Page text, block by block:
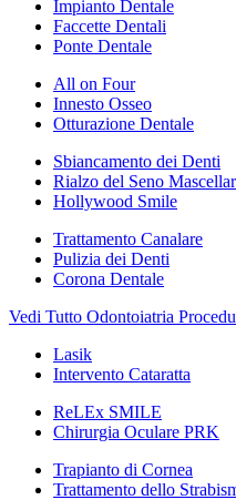
Impianto Dentale
Faccette Dentali
Ponte Dentale
All on Four
Innesto Osseo
Otturazione Dentale
Sbiancamento dei Denti
Rialzo del Seno
Hollywood Smile
Trattamento Canalare
Pulizia dei Denti
Corona Dentale
Vedi Tutto Odontoiatria
Lasik
Intervento Cataratta
ReLEx SMILE
Chirurgia Oculare PRK
Trapianto di Cornea
Trattamento dello